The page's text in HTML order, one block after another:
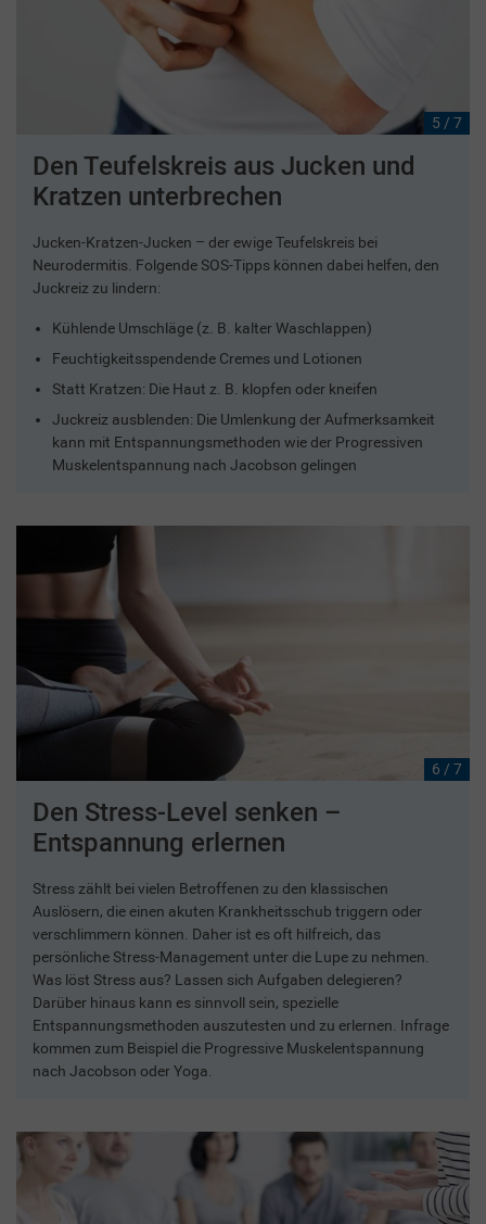
5 / 7
Den Teufelskreis aus Jucken und
Kratzen unterbrechen
Jucken-Kratzen-Jucken – der ewige Teufelskreis bei
Neurodermitis. Folgende SOS-Tipps können dabei helfen, den
Juckreiz zu lindern:
Kühlende Umschläge (z. B. kalter Waschlappen)
Feuchtigkeitsspendende Cremes und Lotionen
Statt Kratzen: Die Haut z. B. klopfen oder kneifen
Juckreiz ausblenden: Die Umlenkung der Aufmerksamkeit
kann mit Entspannungsmethoden wie der Progressiven
Muskelentspannung nach Jacobson gelingen
6 / 7
Den Stress-Level senken –
Entspannung erlernen
Stress zählt bei vielen Betroffenen zu den klassischen
Auslösern, die einen akuten Krankheitsschub triggern oder
verschlimmern können. Daher ist es oft hilfreich, das
persönliche Stress-Management unter die Lupe zu nehmen.
Was löst Stress aus? Lassen sich Aufgaben delegieren?
Darüber hinaus kann es sinnvoll sein, spezielle
Entspannungsmethoden auszutesten und zu erlernen. Infrage
kommen zum Beispiel die Progressive Muskelentspannung
nach Jacobson oder Yoga.